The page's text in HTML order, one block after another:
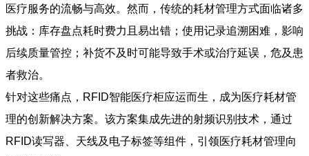
医疗服务的流畅与高效。然而，传统的耗材管理方式面临诸多
挑战：库存盘点耗时费力且易出错；使用记录追溯困难，影响
后续质量管控；补货不及时可能导致手术或治疗延误，危及患
者救治。
针对这些痛点，RFID智能医疗柜应运而生，成为医疗耗材管
理的创新解决方案。该方案集成先进的射频识别技术，通过
RFID读写器、天线及电子标签等组件，引领医疗耗材管理向